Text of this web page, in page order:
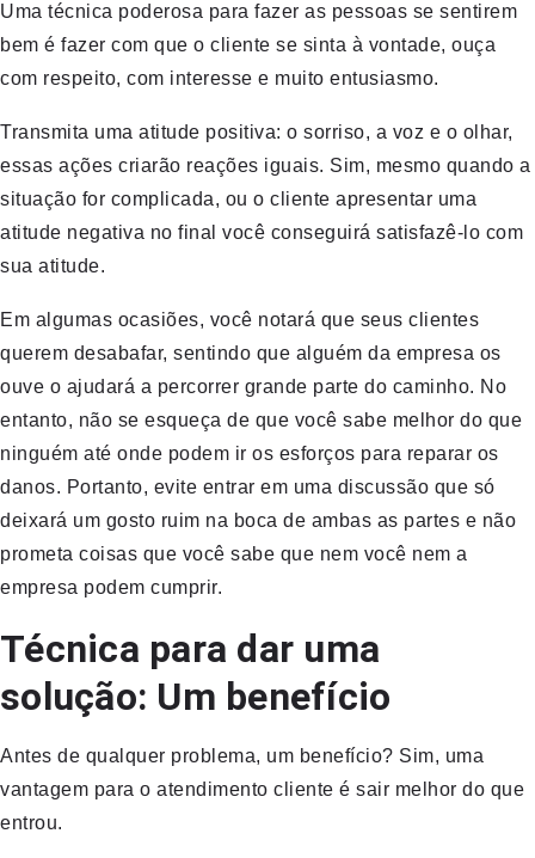
Uma técnica poderosa para fazer as pessoas se sentirem
bem é fazer com que o cliente se sinta à vontade, ouça
com respeito, com interesse e muito entusiasmo.
Transmita uma atitude positiva: o sorriso, a voz e o olhar,
essas ações criarão reações iguais. Sim, mesmo quando a
situação for complicada, ou o cliente apresentar uma
atitude negativa no final você conseguirá satisfazê-lo com
sua atitude.
Em algumas ocasiões, você notará que seus clientes
querem desabafar, sentindo que alguém da empresa os
ouve o ajudará a percorrer grande parte do caminho. No
entanto, não se esqueça de que você sabe melhor do que
ninguém até onde podem ir os esforços para reparar os
danos. Portanto, evite entrar em uma discussão que só
deixará um gosto ruim na boca de ambas as partes e não
prometa coisas que você sabe que nem você nem a
empresa podem cumprir.
Técnica para dar uma
solução: Um benefício
Antes de qualquer problema, um benefício? Sim, uma
vantagem para o atendimento cliente é sair melhor do que
entrou.